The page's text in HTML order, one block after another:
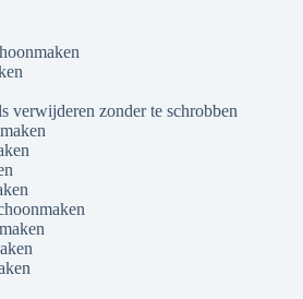
verwijderen zonder te schrobben